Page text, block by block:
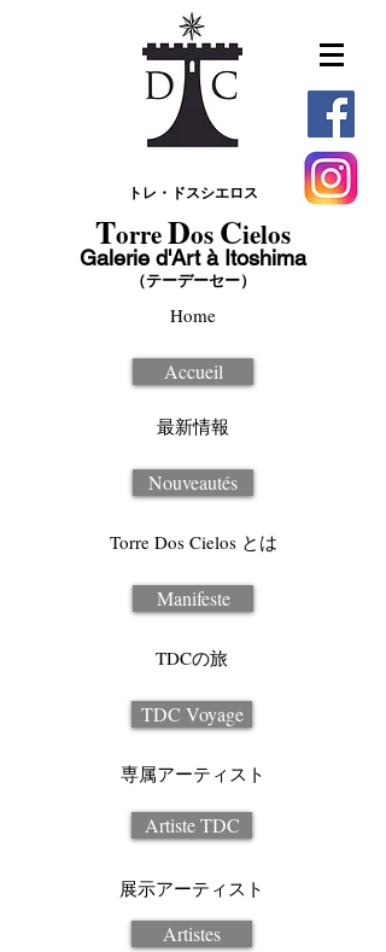
トレ・ドスシエロス
TorreDos Cielos
Galerie d'Art à Itoshima
（テーデーセー）
Home
Accueil
最新情報
Nouveautés
Torre Dos Cielos とは
Manifeste
TDCの旅
TDC Voyage
専属アーティスト
Artiste TDC
展示アーティスト
Artistes